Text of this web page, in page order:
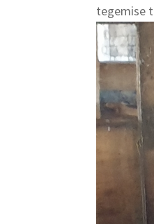
tegemise